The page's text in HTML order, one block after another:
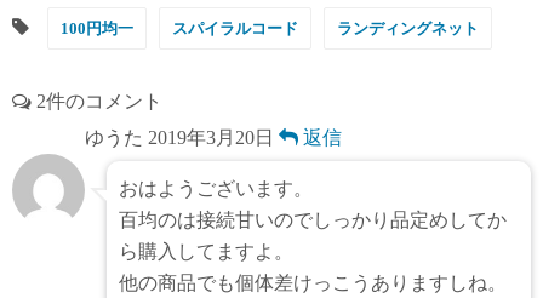
100円均一 スパイラルコード ランディングネット
2件のコメント
ゆうた 2019年3月20日 返信
おはようございます。
百均のは接続甘いのでしっかり品定めしてか
ら購入してますよ。
他の商品でも個体差けっこうありますしね。